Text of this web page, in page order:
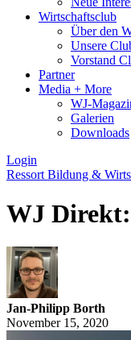
Wirtschaftsclub
Über den
Unsere
Vorstand
Partner
Media + More
WJ-
Galerien
Downloads
Login
Ressort Bildung &
WJ
Jan-Philipp Borth
November 15, 2020